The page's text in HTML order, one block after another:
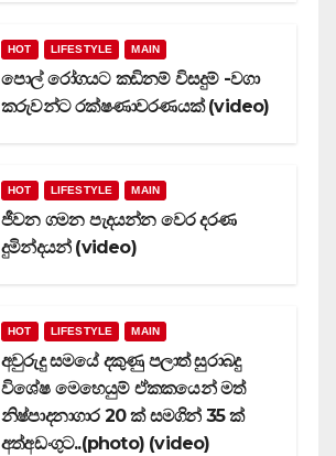
HOT LIFESTYLE MAIN
පොල් රෝගයට කඩිනම් විසදුම් -වගා
කරුවන්ට රක්ෂණාවරණයක් (video)
HOT LIFESTYLE MAIN
ජීවන ගමන පැදයන්න වෙර දරණ
දුමින්දයන් (video)
HOT LIFESTYLE MAIN
අවුරුදු සමයේ දකුණු පලාත් සුරාබදු
විශේෂ මෙහෙයුම් ඒකකයෙන් මත්
නිෂ්පාදනාගාර 20 ක් සමගින් 35 ක්
අත්අඩංගුට..(photo) (video)